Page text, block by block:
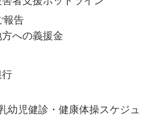
報告
への義援金
幼児健診・健康体操スケジュ